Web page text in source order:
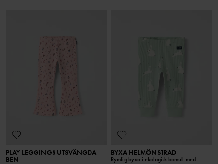
PLAY LEGGINGS UTSVÄNGDA
BEN
BYXA HELMÖNSTRAD
Rymlig byxa i ekologisk bomull med